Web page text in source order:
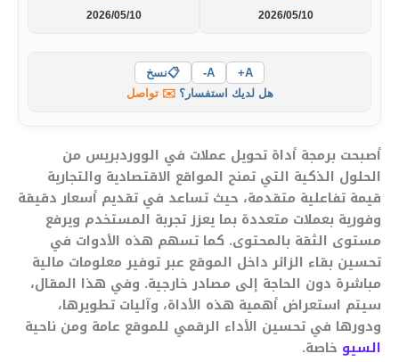
2026/05/10
2026/05/10
A+
A-
📋نسخ
هل لديك استفسار؟✉️ تواصل
أصبحت برمجة أداة تحويل عملات في الووردبريس من
الحلول الذكية التي تمنح المواقع الاقتصادية والتجارية
قيمة تفاعلية متقدمة، حيث تساعد في تقديم أسعار دقيقة
وفورية بعملات متعددة بما يعزز تجربة المستخدم ويرفع
مستوى الثقة بالمحتوى. كما تسهم هذه الأدوات في
تحسين بقاء الزائر داخل الموقع عبر توفير معلومات مالية
مباشرة دون الحاجة إلى مصادر خارجية. وفي هذا المقال،
سيتم استعراض أهمية هذه الأداة، وآليات تطويرها،
ودورها في تحسين الأداء الرقمي للموقع عامة ومن ناحية
السيو خاصة.